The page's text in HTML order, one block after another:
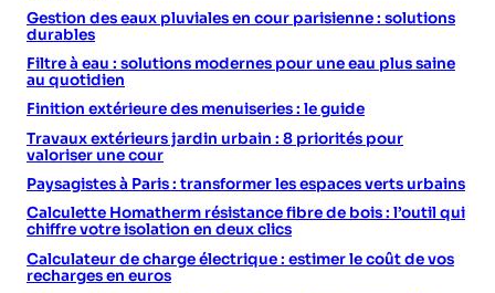
Gestion des eaux pluviales en cour parisienne : solutions
durables
Filtre à eau : solutions modernes pour une eau plus saine
au quotidien
Finition extérieure des menuiseries : le guide
Travaux extérieurs jardin urbain : 8 priorités pour
valoriser une cour
Paysagistes à Paris : transformer les espaces verts urbains
Calculette Homatherm résistance fibre de bois : l’outil qui
chiffre votre isolation en deux clics
Calculateur de charge électrique : estimer le coût de vos
recharges en euros